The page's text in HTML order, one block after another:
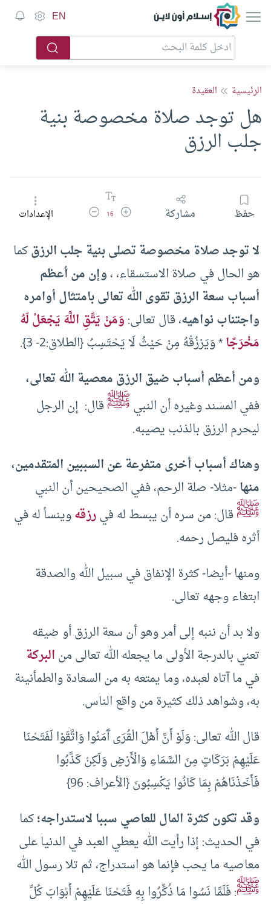
إسلام أون لاين EN
الرئيسية العقيدة
هل توجد صلاة مخصوصة بنية
جلب الرزق
حفظ مشاركة زيادة حجم الخط
16 تقليل حجم الخطالإعدادات
لا توجد صلاة مخصوصة تصلى بنية جلب الرزقكما
هو الحال في صلاة الاستسقاء، ،وإن من أعظم
أسباب سعة الرزق تقوى الله تعالى بامتثال أوامره
واجتناب نواهيه، قال تعالى:وَمَنْ يَتَّقِ اللَّهَ يَجْعَلْ لَهُ
مَخْرَجًا* وَيَرْزُقْهُ مِنْ حَيْثُ لَا يَحْتَسِبُ {الطلاق:2- 3}.
ومن أعظم أسباب ضيق الرزق معصية الله تعالى،
ففي المسند وغيره أن النبيﷺقال: إن الرجل
ليحرم الرزق بالذنب يصيبه.
وهناك أسباب أخرى متفرعة عن السببين المتقدمين،
منها-مثلا- صلة الرحم، ففي الصحيحين أن النبي
ﷺقال: من سره أن يبسط له فيرزقهوينسأ له في
أثره فليصل رحمه.
ومنها -أيضا- كثرة الإنفاق في سبيل الله والصدقة
ابتغاء وجهه تعالى.
ولا بد أن ننبه إلى أمر وهو أن سعة الرزق أو ضيقه
تعني بالدرجة الأولى ما يجعله الله تعالى منالبركة
في ما آتاه لعبده، وما يمتعه به من السعادة والطمأنينة
به، وشواهد ذلك كثيرة من واقع الناس.
قال الله تعالى: وَلَوْ أَنَّ أَهْلَ الْقُرَى آَمَنُوا وَاتَّقَوْا لَفَتَحْنَا
عَلَيْهِمْ بَرَكَاتٍ مِنَ السَّمَاءِ وَالْأَرْضِ وَلَكِنْ كَذَّبُوا
فَأَخَذْنَاهُمْ بِمَا كَانُوا يَكْسِبُونَ {الأعراف: 96}
وقد تكون كثرة المال للعاصي سببا لاستدراجه؛كما
في الحديث: إذا رأيت الله يعطي العبد في الدنيا على
معاصيه ما يحب فإنما هو استدراج، ثم تلا رسول الله
ﷺ: فَلَمَّا نَسُوا مَا ذُكِّرُوا بِهِ فَتَحْنَا عَلَيْهِمْ أَبْوَابَ كُلِّ